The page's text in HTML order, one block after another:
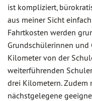
ist kompliziert,
aus meiner Sicht
Fahrtkosten werden
Grundschülerinnen und
Kilometer von der
weiterführenden
drei Kilometern. Zudem
nächstgelegene